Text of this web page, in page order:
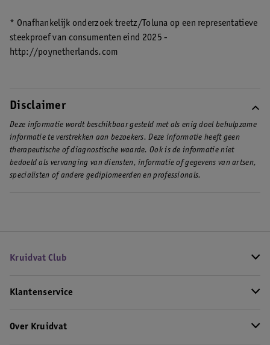
* Onafhankelijk onderzoek treetz/Toluna op een representatieve
steekproef van consumenten eind 2025 -
http://poynetherlands.com
Disclaimer
Deze informatie wordt beschikbaar gesteld met als enig doel behulpzame
informatie te verstrekken aan bezoekers. Deze informatie heeft geen
therapeutische of diagnostische waarde. Ook is de informatie niet
bedoeld als vervanging van diensten, informatie of gegevens van artsen,
specialisten of andere gediplomeerden en professionals.
Kruidvat Club
Klantenservice
Over Kruidvat